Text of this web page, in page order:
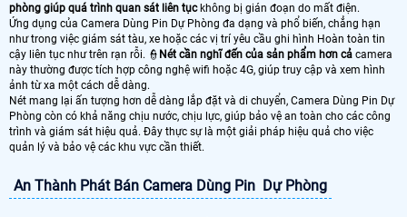
phòng giúp quá trình quan sát liên tụckhông bị gián đoạn do mất điện.
Ứng dụng của Camera Dùng Pin Dự Phòng đa dạng và phổ biến, chẳng hạn
như trong việc giám sát tàu, xe hoặc các vị trí yêu cầu ghi hình Hoàn toàn tin
cậy liên tục như trên rạn rỗi. 👮 Nét cần nghĩ đến của sản phẩm hơn cả camera
này thường được tích hợp công nghệ wifi hoặc 4G, giúp truy cập và xem hình
ảnh từ xa một cách dễ dàng.
Nét mang lại ấn tượng hơn dễ dàng lắp đặt và di chuyển, Camera Dùng Pin Dự
Phòng còn có khả năng chịu nước, chịu lực, giúp bảo vệ an toàn cho các công
trình và giám sát hiệu quả. Đây thực sự là một giải pháp hiệu quả cho việc
quản lý và bảo vệ các khu vực cần thiết.
An Thành Phát Bán Camera Dùng Pin Dự Phòng